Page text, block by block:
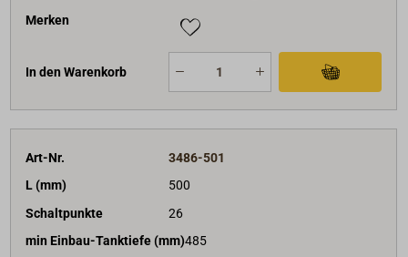
Merken
In den Warenkorb
Art-Nr.
3486-501
L (mm)
500
Schaltpunkte
26
min Einbau-Tanktiefe (mm)485